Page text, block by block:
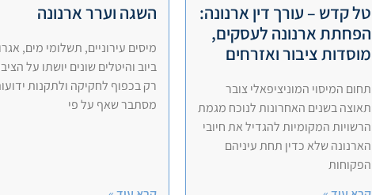
טל קדש – עורך דין ארנונה:
הפחתת ארנונה לעסקים,
מוסדות ציבור ואזרחים
תחום המיסוי המוניציפאלי צובר
תאוצה בשנים האחרונות לנוכח מגמת
הרשויות המקומיות להגדיל את חיובי
הארנונה שלא כדין תחת עיניהם
הפקוחות
השגה וערר ארנונה
מיסים עירוניים, תשלומי מים,
ביוב והיטלים שונים יושתו על
רק בכפוף לחקיקה ולתקנות
מסתבר שאף על פי